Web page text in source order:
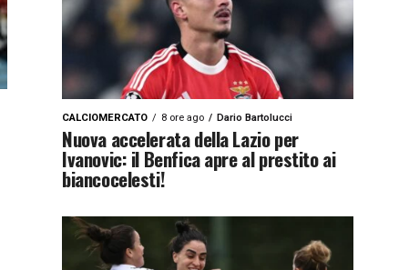
CALCIOMERCATO 8 ore ago Dario Bartolucci
Nuova accelerata della Lazio per
Ivanovic: il Benfica apre al prestito ai
biancocelesti!